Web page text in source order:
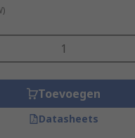
Toevoegen
Datasheets